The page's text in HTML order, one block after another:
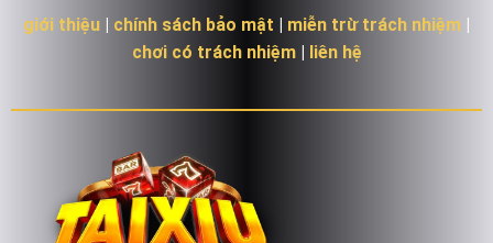
giới thiệu chính sách bảo mật miễn trừ trách nhiệm
chơi có trách nhiệm| liên hệ